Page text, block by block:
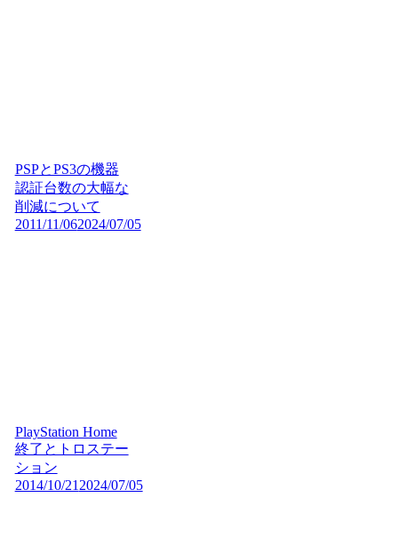
PSPとPS3の機器
認証台数の大幅な
削減について
2011/11/062024/07/05
PlayStation Home
終了とトロステー
ション
2014/10/21 2024/07/05